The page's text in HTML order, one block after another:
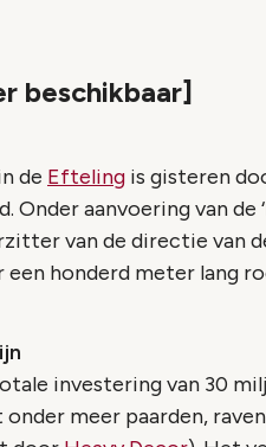
beschikbaar]
de Efteling is gisteren
aanvoering van de
van de directie van
een honderd meter lang
investering van 30
meer paarden,